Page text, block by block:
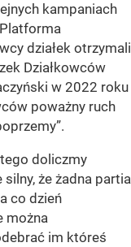
kampaniach
działek otrzymali
Działkowców
w 2022 roku
poważny ruch
doliczmy
że żadna partia
co dzień
można
im któreś